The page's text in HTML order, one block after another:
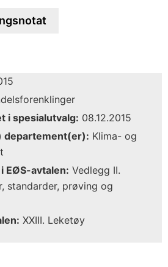
i spesialutvalg: 08.12.2015
departement(er): Klima- og
EØS-avtalen: Vedlegg II.
standarder, prøving og
XXIII. Leketøy